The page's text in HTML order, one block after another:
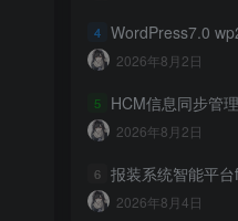
4 WordPress7.0 wp2shell 未授权
2026年8月2日
5 HCM信息同步管理系统
2026年8月2日
6 报装系统智能平台
2026年8月4日